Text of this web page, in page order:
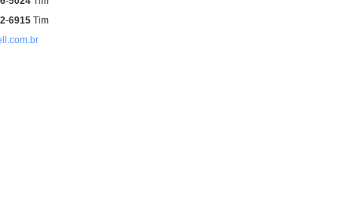
-6915 Tim